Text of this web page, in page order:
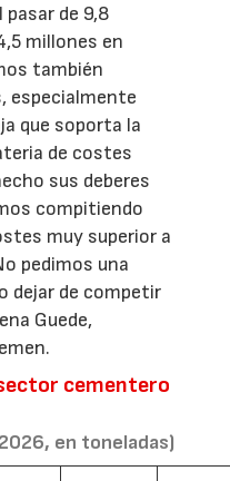
de 9,8
millones en
también
especialmente
que soporta la
de costes
sus deberes
compitiendo
muy superior a
pedimos una
dejar de competir
Guede,
cementero
en toneladas)